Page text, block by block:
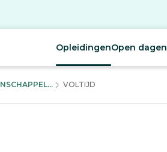
OpleidingenOpen dagen
VOLTIJD